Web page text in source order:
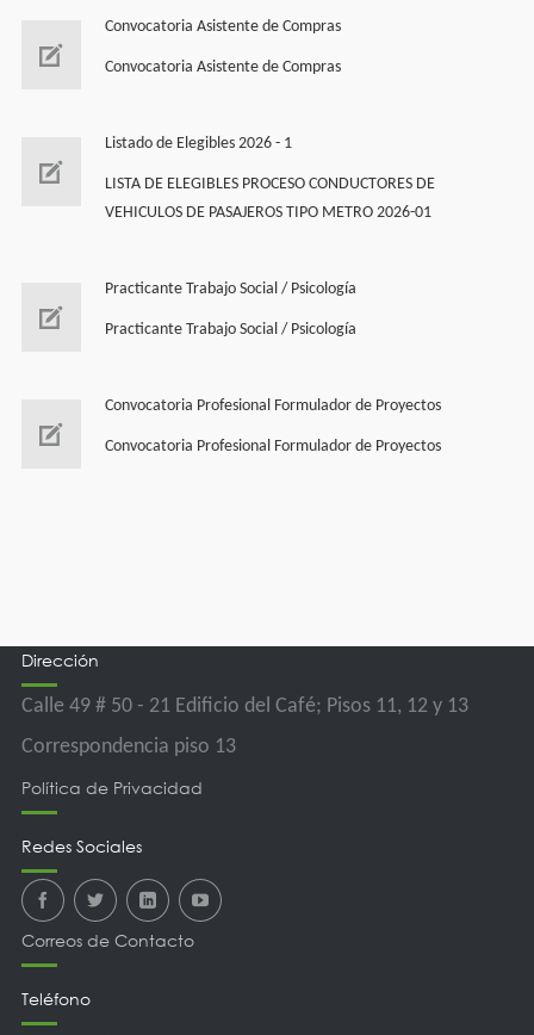
Convocatoria Asistente de Compras
Convocatoria Asistente de Compras
Listado de Elegibles 2026 - 1
LISTA DE ELEGIBLES PROCESO CONDUCTORES DE
VEHICULOS DE PASAJEROS TIPO METRO 2026-01
Practicante Trabajo Social / Psicología
Practicante Trabajo Social / Psicología
Convocatoria Profesional Formulador de Proyectos
Convocatoria Profesional Formulador de Proyectos
Dirección
Calle 49 # 50 - 21 Edificio del Café; Pisos 11, 12 y 13
Correspondencia piso 13
Polí­tica de Privacidad
Redes Sociales
Correos de Contacto
Teléfono